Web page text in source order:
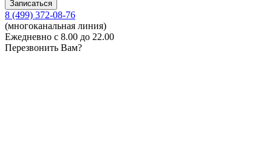
8 (499) 372-08-76
(многоканальная линия)
Ежедневно с 8.00 до 22.00
Перезвонить Вам?